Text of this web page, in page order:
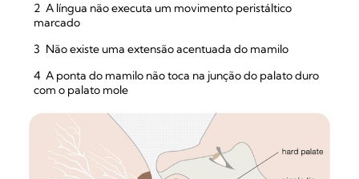
A língua não executa um movimento peristáltico
marcado
Não existe uma extensão acentuada do mamilo
A ponta do mamilo não toca na junção do palato duro
com o palato mole